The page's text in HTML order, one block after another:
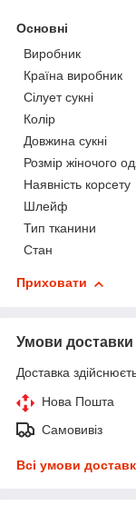
Основні
Виробник
Країна виробник
Сілует сукні
Колір
Довжина сукні
Розмір жіночого
Наявність корсету
Шлейф
Тип тканини
Стан
Приховати
Умови доставки
Доставка
Нова Пошта
Самовивіз
Всі умови